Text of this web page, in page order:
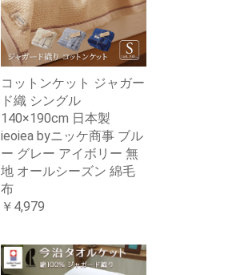
コットンケット ジャガー
ド織 シングル
140×190cm 日本製
ieoiea byニッケ商事 ブル
ー グレー アイボリー 無
地 オールシーズン 綿毛
布
￥4,979